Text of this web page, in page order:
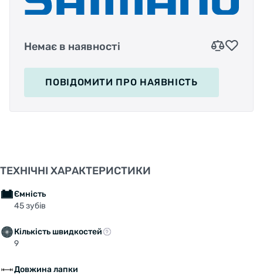
Немає в наявності
ПОВІДОМИТИ ПРО НАЯВНІСТЬ
ТЕХНІЧНІ ХАРАКТЕРИСТИКИ
Ємність
45 зубів
Кількість швидкостей
9
Довжина лапки